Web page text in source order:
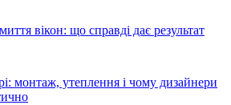
вікон: що справді дає результат
монтаж, утеплення і чому дизайнери